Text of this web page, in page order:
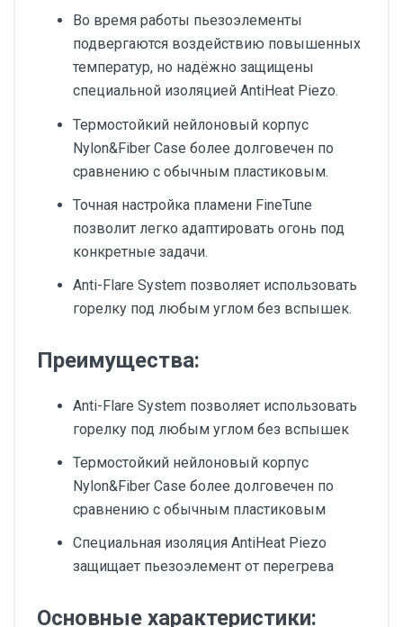
Во время работы пьезоэлементы
подвергаются воздействию повышенных
температур, но надёжно защищены
специальной изоляцией AntiHeat Piezo.
Термостойкий нейлоновый корпус
Nylon&Fiber Case более долговечен по
сравнению с обычным пластиковым.
Точная настройка пламени FineTune
позволит легко адаптировать огонь под
конкретные задачи.
Anti-Flare System позволяет использовать
горелку под любым углом без вспышек.
Преимущества:
Anti-Flare System позволяет использовать
горелку под любым углом без вспышек
Термостойкий нейлоновый корпус
Nylon&Fiber Case более долговечен по
сравнению с обычным пластиковым
Специальная изоляция AntiHeat Piezo
защищает пьезоэлемент от перегрева
Основные характеристики: